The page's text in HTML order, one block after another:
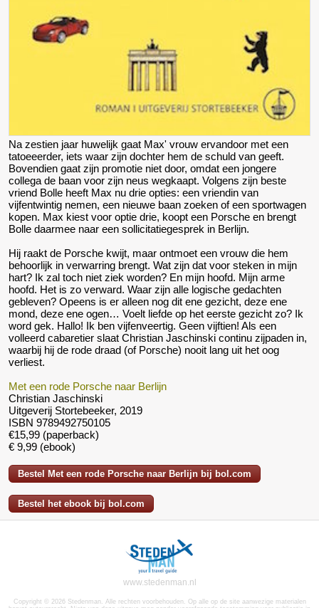
Na zestien jaar huwelijk gaat Max' vrouw ervandoor met een
tatoeeerder, iets waar zijn dochter hem de schuld van geeft.
Bovendien gaat zijn promotie niet door, omdat een jongere
collega de baan voor zijn neus wegkaapt. Volgens zijn beste
vriend Bolle heeft Max nu drie opties: een vriendin van
vijfentwintig nemen, een nieuwe baan zoeken of een sportwagen
kopen. Max kiest voor optie drie, koopt een Porsche en brengt
Bolle daarmee naar een sollicitatiegesprek in Berlijn.
Hij raakt de Porsche kwijt, maar ontmoet een vrouw die hem
behoorlijk in verwarring brengt. Wat zijn dat voor steken in mijn
hart? Ik zal toch niet ziek worden? En mijn hoofd. Mijn arme
hoofd. Het is zo verward. Waar zijn alle logische gedachten
gebleven? Opeens is er alleen nog dit ene gezicht, deze ene
mond, deze ene ogen… Voelt liefde op het eerste gezicht zo? Ik
word gek. Hallo! Ik ben vijfenveertig. Geen vijftien! Als een
volleerd cabaretier slaat Christian Jaschinski continu zijpaden in,
waarbij hij de rode draad (of Porsche) nooit lang uit het oog
verliest.
Met een rode Porsche naar Berlijn
Christian Jaschinski
Uitgeverij Stortebeeker, 2019
ISBN 9789492750105
€15,99 (paperback)
€ 9,99 (ebook)
Bestel Met een rode Porsche naar Berlijn bij bol.com
Bestel het ebook bij bol.com
www.stedenman.nl
Copyright © 2026 Stedenman. Alle rechten voorbehouden. Op alle op de site aanwezige materialen